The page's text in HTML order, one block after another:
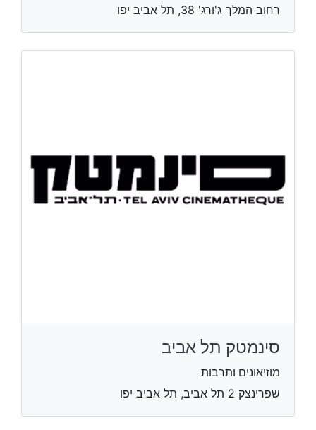
רחוב המלך ג'ורג' 38, תל אביב יפו
סינמטק תל אביב
מוזיאונים ותרבות
שפרינצק 2 תל אביב, תל אביב יפו